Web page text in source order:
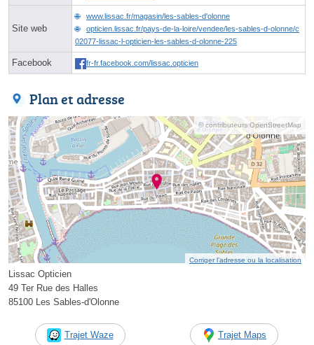
Site web
www.lissac.fr/magasin/les-sables-d'olonne
opticien.lissac.fr/pays-de-la-loire/vendee/les-sables-d-olonne/c
02077-lissac-l-opticien-les-sables-d-olonne-225
Facebook fr-fr.facebook.com/lissac.opticien
Plan et adresse
© contributeurs OpenStreetMap
Corriger l’adresse ou la localisation
Lissac Opticien
49 Ter Rue des Halles
85100 Les Sables-d'Olonne
Trajet Waze Trajet Maps